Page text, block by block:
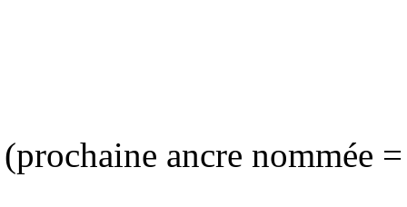
(prochaine ancre nommée